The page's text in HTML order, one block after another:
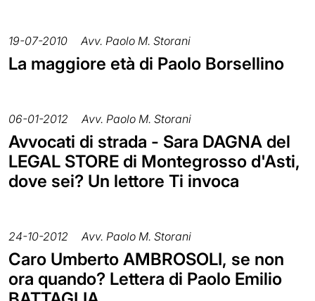
19-07-2010 Avv. Paolo M. Storani
La maggiore età di Paolo Borsellino
06-01-2012 Avv. Paolo M. Storani
Avvocati di strada - Sara DAGNA del
LEGAL STORE di Montegrosso d'Asti,
dove sei? Un lettore Ti invoca
24-10-2012 Avv. Paolo M. Storani
Caro Umberto AMBROSOLI, se non
ora quando? Lettera di Paolo Emilio